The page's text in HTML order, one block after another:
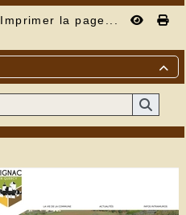
Imprimer la page...
